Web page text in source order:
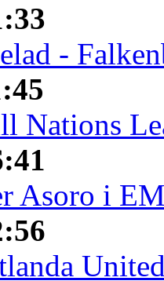
-
Nations
Asoro i